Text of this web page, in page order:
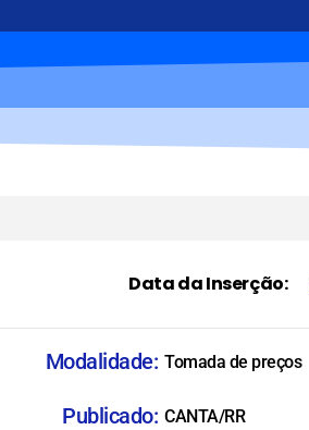
Data da Inserção:
Modalidade: Tomada de preços
Publicado: CANTA/RR